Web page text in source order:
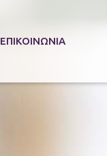
ΕΠΙΚΟΙΝΩΝΊΑ